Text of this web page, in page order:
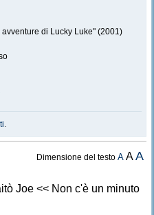
di Lucky Luke" (2001)
.
Dimensione del testoA AA
Joe << Non c'è un minuto